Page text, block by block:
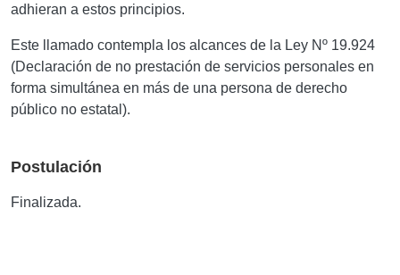
adhieran a estos principios.
Este llamado contempla los alcances de la Ley Nº 19.924
(Declaración de no prestación de servicios personales en
forma simultánea en más de una persona de derecho
público no estatal).
Postulación
Finalizada.